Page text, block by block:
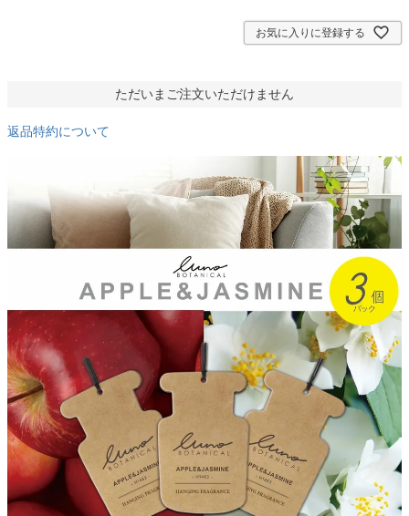
お気に入りに登録する
ただいまご注文いただけません
返品特約について